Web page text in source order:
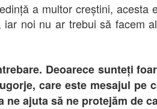
a multor creștini, acesta
iar noi nu ar trebui să facem
Deoarece sunteți
care este mesajul pe
ne ajuta să ne protejăm de